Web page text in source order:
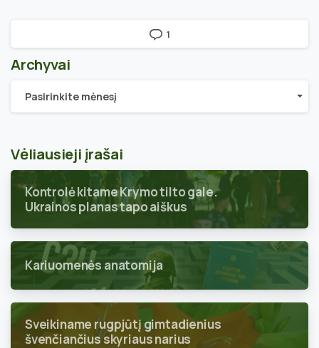
1
Archyvai
Archyvai
Pasirinkite mėnesį
Vėliausieji įrašai
Kontrolė kitame Krymo tilto gale.
Ukrainos planas tapo aiškus
Kariuomenės anatomija
Sveikiname rugpjūtį gimtadienius
švenčiančius skyriaus narius